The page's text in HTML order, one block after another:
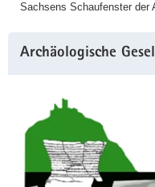
Sachsens Schaufenster der
Archäologische